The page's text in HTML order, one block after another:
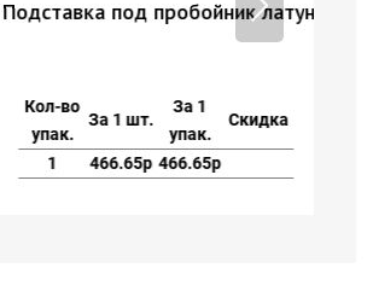
под пробойник латунь, D=18 мм
За 1
упак.
Скидка
466.65р